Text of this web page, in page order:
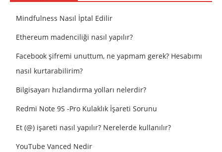
Mindfulness Nasıl İptal Edilir
Ethereum madenciliği nasıl yapılır?
Facebook şifremi unuttum, ne yapmam gerek? Hesabımı
nasıl kurtarabilirim?
Bilgisayarı hızlandırma yolları nelerdir?
Redmi Note 9S -Pro Kulaklık İşareti Sorunu
Et (@) işareti nasıl yapılır? Nerelerde kullanılır?
YouTube Vanced Nedir